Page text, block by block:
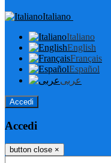
Italiano
Italiano
English
Français
Español
عربى
Accedi
Accedi
button close ×